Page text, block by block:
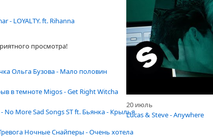
- LOYALTY. ft. Rihanna
просмотра!
Ольга Бузова - Мало половин
в темноте Migos - Get Right Witcha
No More Sad SongsST ft. Бьянка - Крылья
Ночные Снайперы - Очень хотела
20 июль
Lucas & Steve - Anywhere